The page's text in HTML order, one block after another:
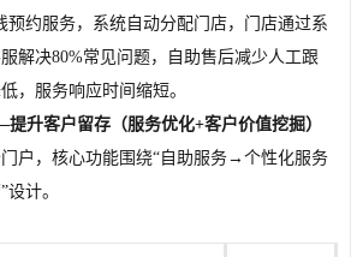
预约服务，系统自动分配门店，门店通过系
解决80%常见问题，自助售后减少人工跟
，服务响应时间缩短。
升客户留存（服务优化+客户价值挖掘）
户，核心功能围绕“自助服务→个性化服务
计。